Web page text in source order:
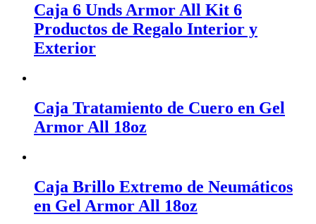
Caja 6 Unds Armor All Kit 6
Productos de Regalo Interior y
Exterior
Caja Tratamiento de Cuero en Gel
Armor All 18oz
Caja Brillo Extremo de Neumáticos
en Gel Armor All 18oz